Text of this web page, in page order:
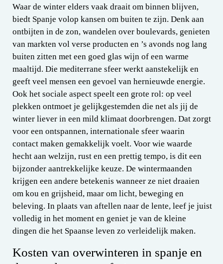
Waar de winter elders vaak draait om binnen blijven,
biedt Spanje volop kansen om buiten te zijn. Denk aan
ontbijten in de zon, wandelen over boulevards, genieten
van markten vol verse producten en ’s avonds nog lang
buiten zitten met een goed glas wijn of een warme
maaltijd. Die mediterrane sfeer werkt aanstekelijk en
geeft veel mensen een gevoel van hernieuwde energie.
Ook het sociale aspect speelt een grote rol: op veel
plekken ontmoet je gelijkgestemden die net als jij de
winter liever in een mild klimaat doorbrengen. Dat zorgt
voor een ontspannen, internationale sfeer waarin
contact maken gemakkelijk voelt. Voor wie waarde
hecht aan welzijn, rust en een prettig tempo, is dit een
bijzonder aantrekkelijke keuze. De wintermaanden
krijgen een andere betekenis wanneer ze niet draaien
om kou en grijsheid, maar om licht, beweging en
beleving. In plaats van aftellen naar de lente, leef je juist
volledig in het moment en geniet je van de kleine
dingen die het Spaanse leven zo verleidelijk maken.
Kosten van overwinteren in spanje en